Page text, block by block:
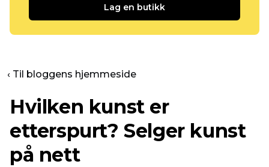
Lag en butikk
‹ Til bloggens hjemmeside
Hvilken kunst er
etterspurt? Selger kunst
på nett